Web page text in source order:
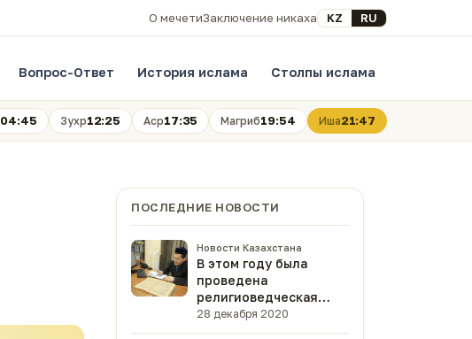
О мечетиЗаключение никахаВыберите язык
KZ RU
Вопрос-Ответ История ислама Столпы ислама
04:45 Зухр12:25 Аср17:35 Магриб19:54 Иша21:47
ПОСЛЕДНИЕ НОВОСТИ
Новости Казахстана
В этом году была
проведена
религиоведческая
экспертиза 47 книг
(ФОТО)
28 декабря 2020